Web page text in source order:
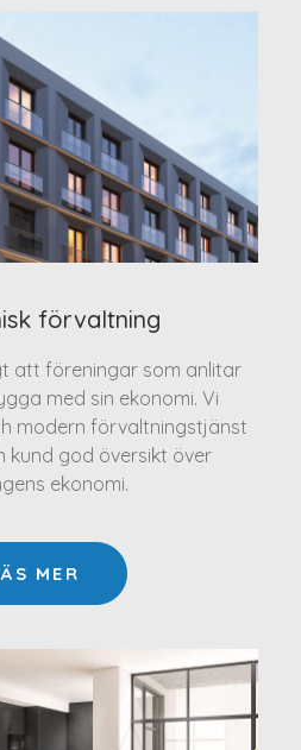
förvaltning
att föreningar som anlitar
med sin ekonomi. Vi
modern förvaltningstjänst
kund god översikt över
ekonomi.
MER